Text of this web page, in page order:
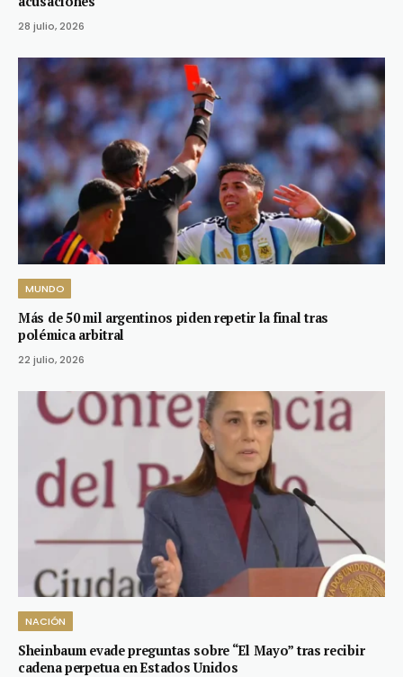
28 julio, 2026
MUNDO
Más de 50 mil argentinos piden repetir la final tras
polémica arbitral
22 julio, 2026
NACIÓN
Sheinbaum evade preguntas sobre “El Mayo” tras recibir
cadena perpetua en Estados Unidos